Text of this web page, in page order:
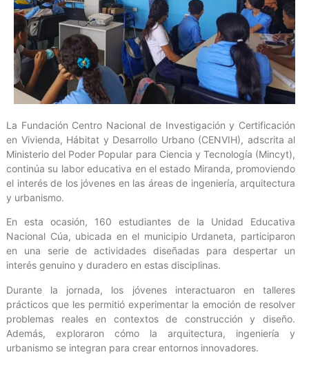
La Fundación Centro Nacional de Investigación y Certificación
en Vivienda, Hábitat y Desarrollo Urbano (CENVIH), adscrita al
Ministerio del Poder Popular para Ciencia y Tecnología (Mincyt),
continúa su labor educativa en el estado Miranda, promoviendo
el interés de los jóvenes en las áreas de ingeniería, arquitectura
y urbanismo.
En esta ocasión, 160 estudiantes de la Unidad Educativa
Nacional Cúa, ubicada en el municipio Urdaneta, participaron
en una serie de actividades diseñadas para despertar un
interés genuino y duradero en estas disciplinas.
Durante la jornada, los jóvenes interactuaron en talleres
prácticos que les permitió experimentar la emoción de resolver
problemas reales en contextos de construcción y diseño.
Además, exploraron cómo la arquitectura, ingeniería y
urbanismo se integran para crear entornos innovadores.